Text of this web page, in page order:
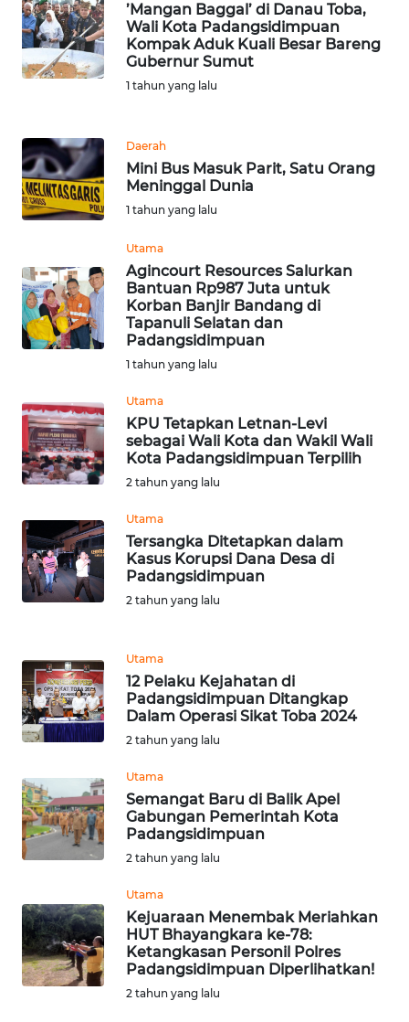
’Mangan Baggal’ di Danau Toba,
Wali Kota Padangsidimpuan
Kompak Aduk Kuali Besar Bareng
Gubernur Sumut
1 tahun yang lalu
Daerah
Mini Bus Masuk Parit, Satu Orang
Meninggal Dunia
1 tahun yang lalu
Utama
Agincourt Resources Salurkan
Bantuan Rp987 Juta untuk
Korban Banjir Bandang di
Tapanuli Selatan dan
Padangsidimpuan
1 tahun yang lalu
Utama
KPU Tetapkan Letnan-Levi
sebagai Wali Kota dan Wakil Wali
Kota Padangsidimpuan Terpilih
2 tahun yang lalu
Utama
Tersangka Ditetapkan dalam
Kasus Korupsi Dana Desa di
Padangsidimpuan
2 tahun yang lalu
Utama
12 Pelaku Kejahatan di
Padangsidimpuan Ditangkap
Dalam Operasi Sikat Toba 2024
2 tahun yang lalu
Utama
Semangat Baru di Balik Apel
Gabungan Pemerintah Kota
Padangsidimpuan
2 tahun yang lalu
Utama
Kejuaraan Menembak Meriahkan
HUT Bhayangkara ke-78:
Ketangkasan Personil Polres
Padangsidimpuan Diperlihatkan!
2 tahun yang lalu
PEDOMAN
MEDIA
SIBER
KARIR
DISCLAIMER
Wahana
News
Regional
WN
WN
JAKARTA
WN
WN
BANTEN
WN
KEPRI
WN
PAPUA
BARAT
WN
RIAU
WN